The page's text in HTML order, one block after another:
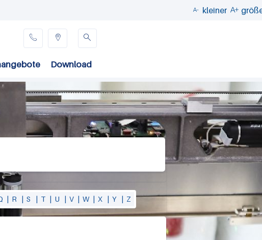
 kleiner 

Download
 
| R | S | T | U | V | W | X | Y | Z